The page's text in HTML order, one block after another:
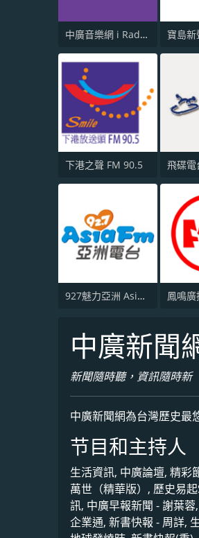
中廣音樂網 i Radio FM96.3 寶島
下港之聲 FM 90.5 飛碟電
927魅力亞洲 Asia FM 亞洲電台 鳳鳴廣
中廣新聞
新聞隨時聽，資訊隨時新
中廣新聞網為台灣歷史最
节目和主持人
生活資訊, 中廣論壇, 精彩
萬世（精華版）, 歷史易
訊, 中廣早報新聞 - 謝葉
企業通, 新書快報 - 周詳,